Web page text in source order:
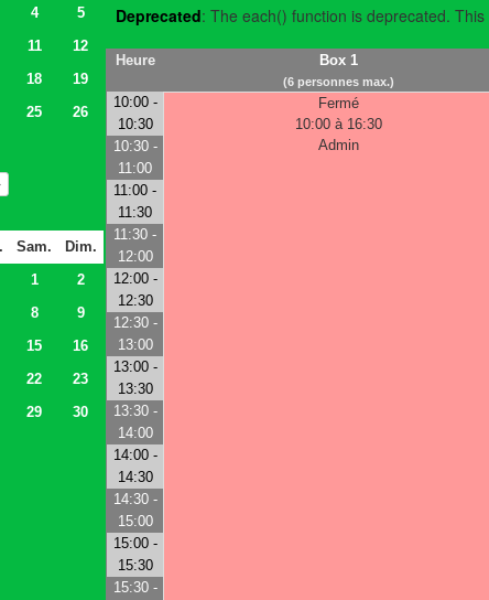
4
5
11
12
18
19
25
26
Sam.
Dim.
1
2
8
9
15
16
22
23
29
30
Deprecated: The each() function is deprecated.
Heure Box 1
(6 personnes max.)
10:00 -
10:30
Fermé
10:00 à 16:30
Admin
10:30 -
11:00
11:00 -
11:30
11:30 -
12:00
12:00 -
12:30
12:30 -
13:00
13:00 -
13:30
13:30 -
14:00
14:00 -
14:30
14:30 -
15:00
15:00 -
15:30
15:30 -